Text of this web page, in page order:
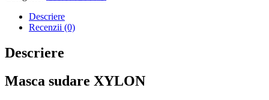
Descriere
Recenzii (0)
Descriere
Masca sudare XYLON